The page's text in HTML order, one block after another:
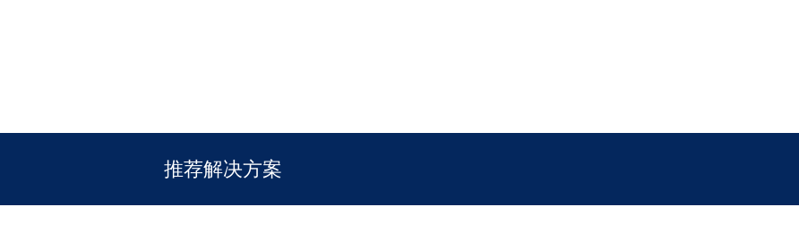
推荐解决方案